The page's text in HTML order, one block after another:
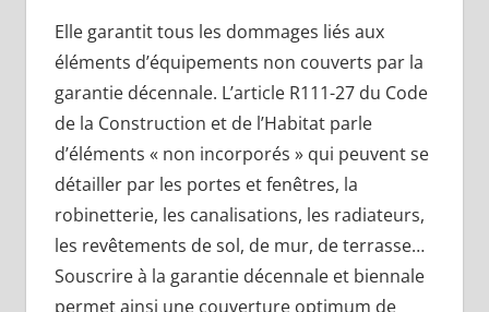
Elle garantit tous les dommages liés aux
éléments d’équipements non couverts par la
garantie décennale. L’article R111-27 du Code
de la Construction et de l’Habitat parle
d’éléments « non incorporés » qui peuvent se
détailler par les portes et fenêtres, la
robinetterie, les canalisations, les radiateurs,
les revêtements de sol, de mur, de terrasse…
Souscrire à la garantie décennale et biennale
permet ainsi une couverture optimum de